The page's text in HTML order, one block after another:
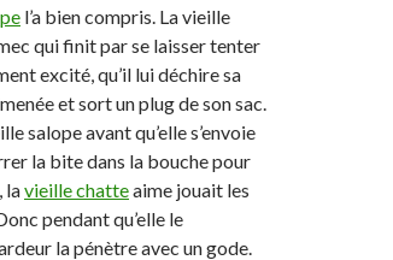
l’a bien compris. La vieille
qui finit par se laisser tenter
excité, qu’il lui déchire sa
et sort un plug de son sac.
salope avant qu’elle s’envoie
la bite dans la bouche pour
lavieille chatteaime jouait les
pendant qu’elle le
la pénètre avec un gode.